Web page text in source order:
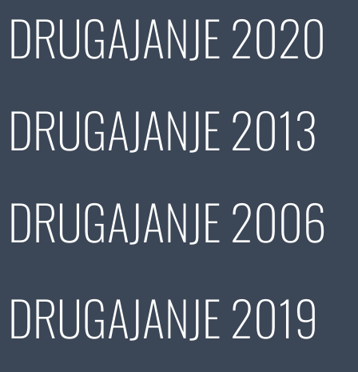
DRUGAJANJE 2020
DRUGAJANJE 2013
DRUGAJANJE 2006
DRUGAJANJE 2019